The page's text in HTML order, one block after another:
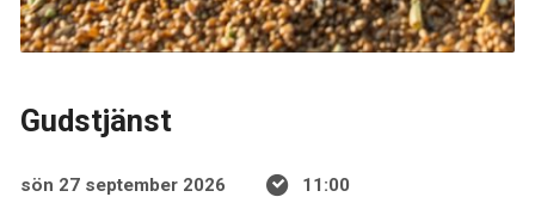
Gudstjänst
sön 27 september 2026 11:00